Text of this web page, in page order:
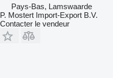
Pays-Bas, Lamswaarde
P. Mostert Import-Export B.V.
Contacter le vendeur